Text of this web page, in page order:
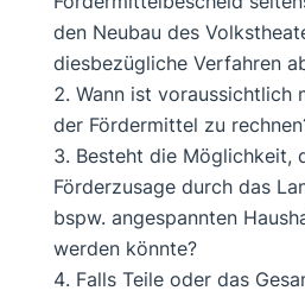
den Neubau des
diesbezügliche Verfahren
Wann ist voraussichtlich
der Fördermittel zu
Besteht die Möglichkeit,
Förderzusage durch das
bspw. angespannten
werden könnte?
Falls Teile oder das